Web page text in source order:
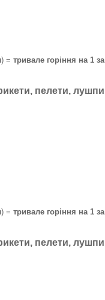
) = тривале горіння на 1
пелети,
) = тривале горіння на 1
пелети,